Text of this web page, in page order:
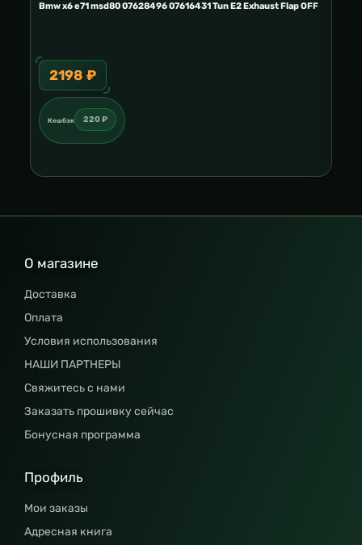
Bmw x6 e71 msd80 07628496 07616431 Tun E2 Exhaust Flap OFF
2198 ₽
Кешбэк 220 ₽
О магазине
Доставка
Оплата
Условия использования
НАШИ ПАРТНЕРЫ
Свяжитесь с нами
Заказать прошивку сейчас
Бонусная программа
Профиль
Мои заказы
Адресная книга